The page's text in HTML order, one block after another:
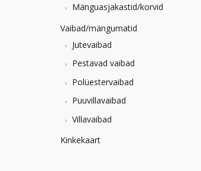
Mänguasjakastid/korvid
Vaibad/mängumatid
Jutevaibad
Pestavad vaibad
Polüestervaibad
Puuvillavaibad
Villavaibad
Kinkekaart